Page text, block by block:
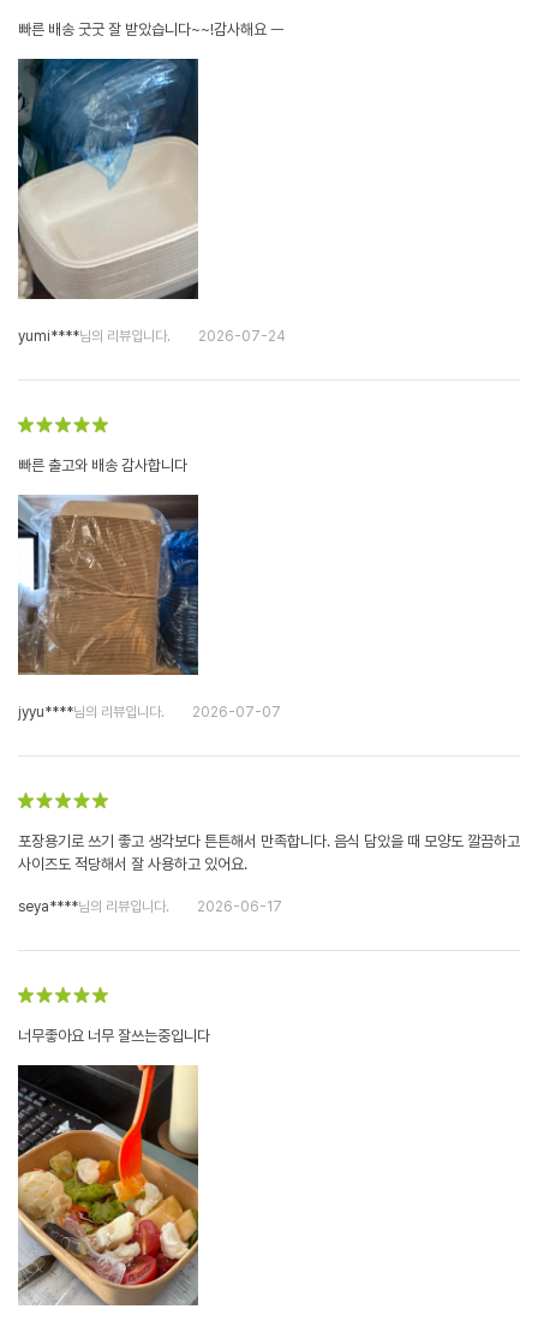
빠른 배송 굿굿 잘 받았습니다~~!감사해요 ㅡ
yumi****님의 리뷰입니다. 2026-07-24
빠른 출고와 배송 감사합니다
jyyu****님의 리뷰입니다. 2026-07-07
포장용기로 쓰기 좋고 생각보다 튼튼해서 만족합니다. 음식 담았을 때 모양도 깔끔하고
사이즈도 적당해서 잘 사용하고 있어요.
seya****님의 리뷰입니다. 2026-06-17
너무좋아요 너무 잘쓰는중입니다